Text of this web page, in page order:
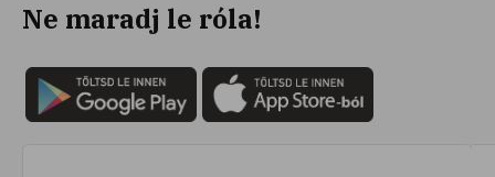
# szájvíz
# klórhexidin
# fogérzékenység
Ne maradj le róla!